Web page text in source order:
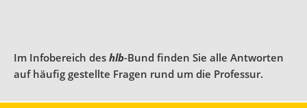
Im Infobereich des hlb-Bund finden Sie alle Antworten
auf häufig gestellte Fragen rund um die Professur.